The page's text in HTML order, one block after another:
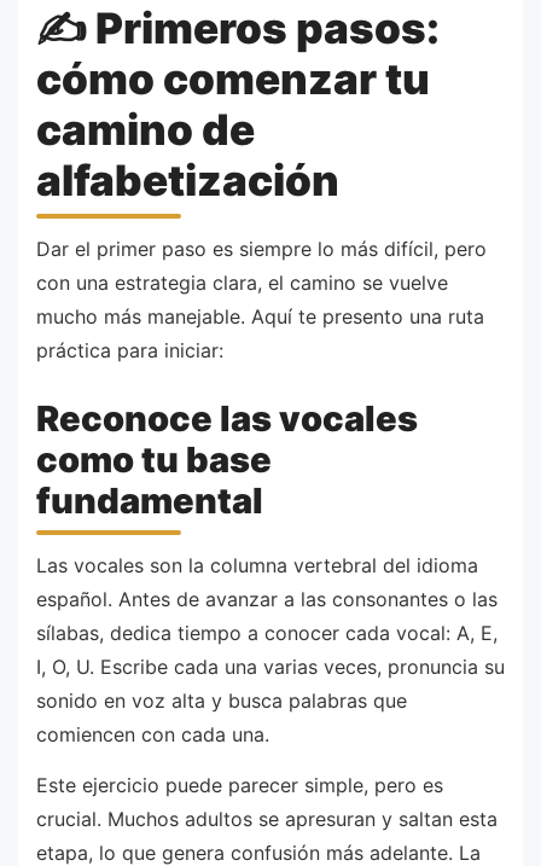
✍️ Primeros pasos:
cómo comenzar tu
camino de
alfabetización
Dar el primer paso es siempre lo más difícil, pero
con una estrategia clara, el camino se vuelve
mucho más manejable. Aquí te presento una ruta
práctica para iniciar:
Reconoce las vocales
como tu base
fundamental
Las vocales son la columna vertebral del idioma
español. Antes de avanzar a las consonantes o las
sílabas, dedica tiempo a conocer cada vocal: A, E,
I, O, U. Escribe cada una varias veces, pronuncia su
sonido en voz alta y busca palabras que
comiencen con cada una.
Este ejercicio puede parecer simple, pero es
crucial. Muchos adultos se apresuran y saltan esta
etapa, lo que genera confusión más adelante. La